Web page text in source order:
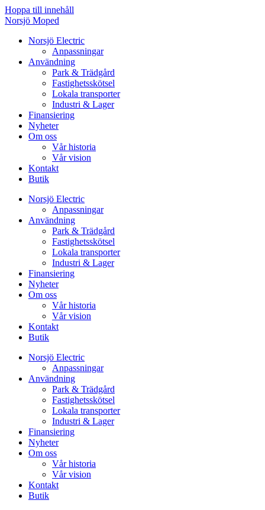
Hoppa till innehåll
Norsjö Moped
Norsjö Electric
Anpassningar
Användning
Park & Trädgård
Fastighetsskötsel
Lokala transporter
Industri & Lager
Finansiering
Nyheter
Om oss
Vår historia
Vår vision
Kontakt
Butik
Norsjö Electric
Anpassningar
Användning
Park & Trädgård
Fastighetsskötsel
Lokala transporter
Industri & Lager
Finansiering
Nyheter
Om oss
Vår historia
Vår vision
Kontakt
Butik
Norsjö Electric
Anpassningar
Användning
Park & Trädgård
Fastighetsskötsel
Lokala transporter
Industri & Lager
Finansiering
Nyheter
Om oss
Vår historia
Vår vision
Kontakt
Butik